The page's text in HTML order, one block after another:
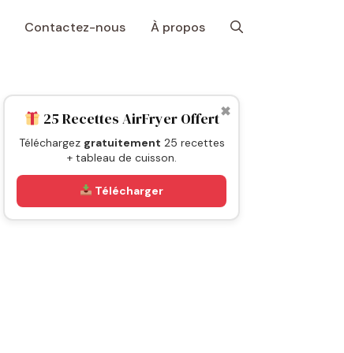
Contactez-nous À propos
✖
25 Recettes AirFryer Offert
Téléchargez gratuitement 25 recettes
+ tableau de cuisson.
Télécharger